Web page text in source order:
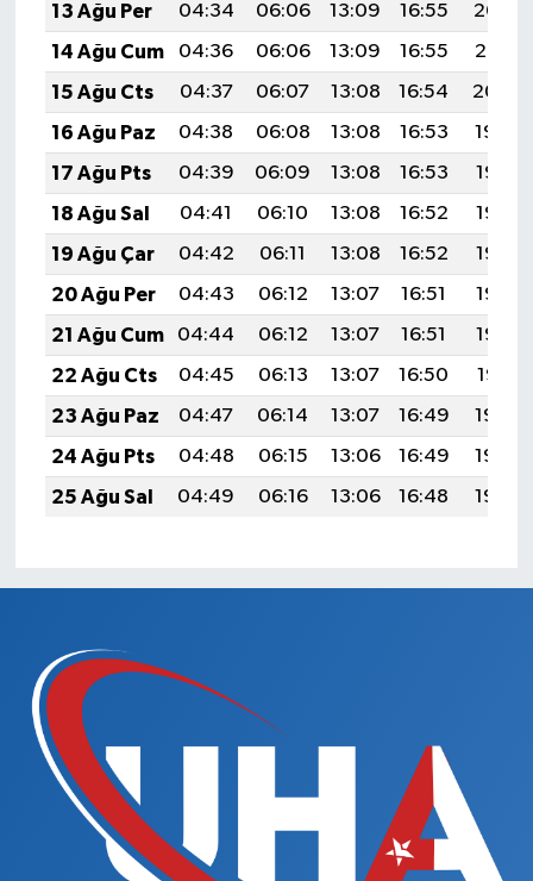
13 Ağu Per
04:34 06:06 13:09 16:55
20:02
14 Ağu Cum
04:36 06:06 13:09 16:55
20:01
15 Ağu Cts
04:37 06:07 13:08 16:54
20:00
16 Ağu Paz
04:38 06:08 13:08 16:53
19:59
17 Ağu Pts
04:39 06:09 13:08 16:53
19:57
18 Ağu Sal
04:41 06:10 13:08 16:52
19:56
19 Ağu Çar
04:42 06:11 13:08 16:52
19:55
20 Ağu Per
04:43 06:12 13:07 16:51
19:53
21 Ağu Cum
04:44 06:12 13:07 16:51
19:52
22 Ağu Cts
04:45 06:13 13:07 16:50
19:51
23 Ağu Paz
04:47 06:14 13:07 16:49
19:49
24 Ağu Pts
04:48 06:15 13:06 16:49
19:48
25 Ağu Sal
04:49 06:16 13:06 16:48 19:46